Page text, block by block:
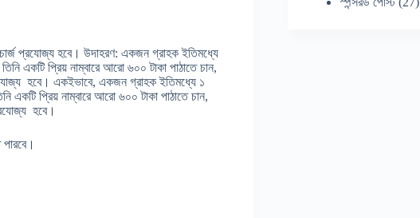
চার্জ প্রযোজ্য হবে। উদাহরণ: একজন গ্রাহক ইতিমধ্যে
একটি প্রিয় নাম্বারে আরো ৬০০ টাকা পাঠাতে চান,
হবে। একইভাবে, একজন গ্রাহক ইতিমধ্যে ১
একটি প্রিয় নাম্বারে আরো ৬০০ টাকা পাঠাতে চান,
হবে।